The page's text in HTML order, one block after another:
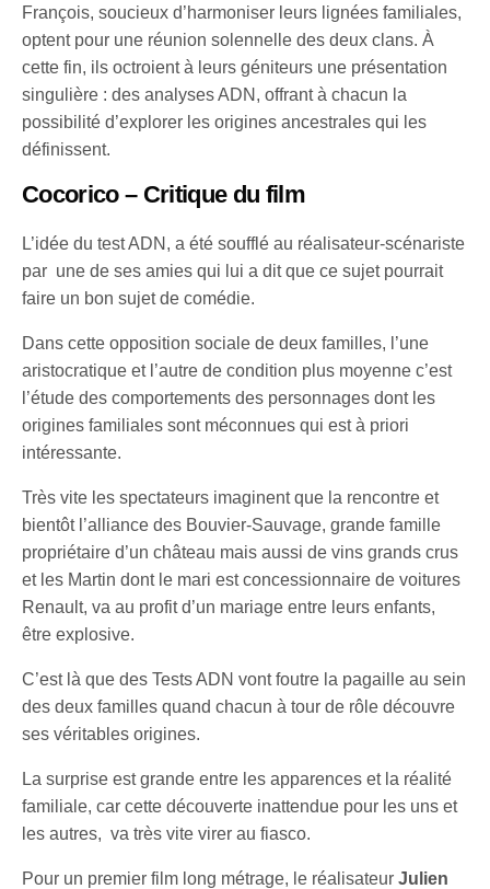
François, soucieux d’harmoniser leurs lignées familiales,
optent pour une réunion solennelle des deux clans. À
cette fin, ils octroient à leurs géniteurs une présentation
singulière : des analyses ADN, offrant à chacun la
possibilité d’explorer les origines ancestrales qui les
définissent.
Cocorico – Critique du film
L’idée du test ADN, a été soufflé au réalisateur-scénariste
par une de ses amies qui lui a dit que ce sujet pourrait
faire un bon sujet de comédie.
Dans cette opposition sociale de deux familles, l’une
aristocratique et l’autre de condition plus moyenne c’est
l’étude des comportements des personnages dont les
origines familiales sont méconnues qui est à priori
intéressante.
Très vite les spectateurs imaginent que la rencontre et
bientôt l’alliance des Bouvier-Sauvage, grande famille
propriétaire d’un château mais aussi de vins grands crus
et les Martin dont le mari est concessionnaire de voitures
Renault, va au profit d’un mariage entre leurs enfants,
être explosive.
C’est là que des Tests ADN vont foutre la pagaille au sein
des deux familles quand chacun à tour de rôle découvre
ses véritables origines.
La surprise est grande entre les apparences et la réalité
familiale, car cette découverte inattendue pour les uns et
les autres, va très vite virer au fiasco.
Pour un premier film long métrage, le réalisateurJulien